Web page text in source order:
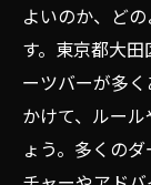
プ
のバ
スタ
バー
初心者
よいのか、ど
す。東京都大
ーツバーが多
かけて、ルー
ょう。多くの